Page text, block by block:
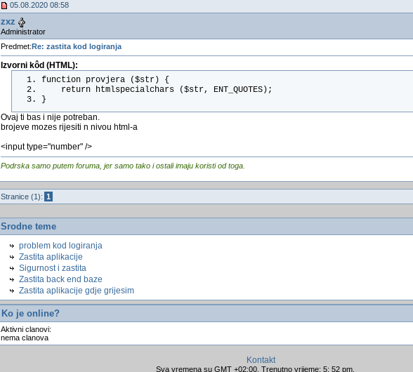
05.08.2020 08:58
zxz
Administrator
Predmet:Re: zastita kod logiranja
Izvorni kôd (HTML):
function provjera ($str) {
return htmlspecialchars ($str, ENT_QUOTES);
}
Ovaj ti bas i nije potreban.
brojeve mozes rijesiti n nivou html-a
<input type="number" />
Podrska samo putem foruma, jer samo tako i ostali imaju koristi od toga.
Stranice (1): 1
Srodne teme
problem kod logiranja
Zastita aplikacije
Sigurnost i zastita
Zastita back end baze
Zastita aplikacije gdje grijesim
Ko je online?
Aktivni clanovi:
nema clanova
Kontakt
Sva vremena su GMT +02:00. Trenutno vrijeme: 5: 52 pm.